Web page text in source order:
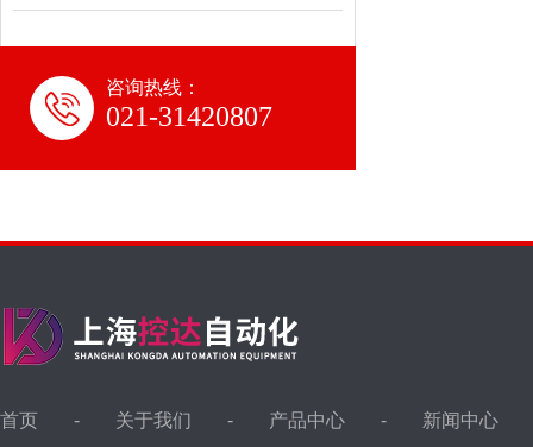
咨询热线：
021-31420807
首页 关于我们 产品中心 新闻中心